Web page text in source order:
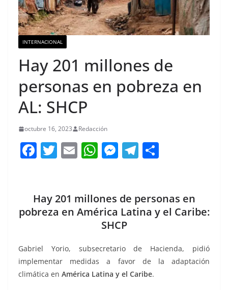
INTERNACIONAL
Hay 201 millones de
personas en pobreza en
AL: SHCP
octubre 16, 2023 Redacción
F
e
b
o
k
T
er
E
l
W
s
A
p
p
M
e
n
g
er
T
gr
a
p
ar
Hay 201 millones de personas en
pobreza en América Latina y el Caribe:
SHCP
Gabriel Yorio, subsecretario de Hacienda, pidió
implementar medidas a favor de la adaptación
climática en América Latina y el Caribe.